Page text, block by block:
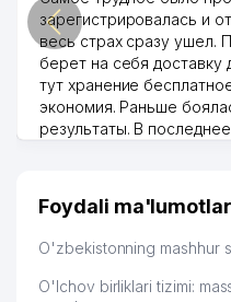
зарегистрировалась и
весь страх сразу ушел.
берет на себя
тут хранение
экономия. Раньше
результаты. В
дальше развиваюсь
Hamida 03.08.2026 12:45:39
Foydali ma'lumotlar
O'zbekistonning mashhur
O'lchov birliklari tizimi: